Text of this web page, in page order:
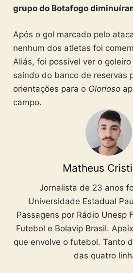
grupo do Botafogo
Após o gol marcado pelo
nenhum dos atletas foi
Aliás, foi possível ver o
saindo do banco de reservas
orientações para o Glorioso
campo.
Matheus
Jornalista de 23 anos
Universidade Estadual
Passagens por Rádio Unesp
Futebol e Bolavip Brasil.
que envolve o futebol. Tanto
das quatro